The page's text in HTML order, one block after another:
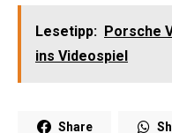
Lesetipp: Porsche
ins Videospiel
Share